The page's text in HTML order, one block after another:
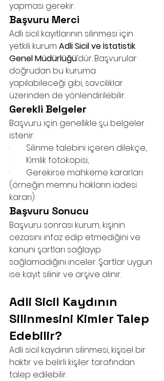
yapması gerekir.
Başvuru Merci
Adli sicil kayıtlarının silinmesi için
yetkili kurum Adli Sicil ve İstatistik
Genel Müdürlüğü’dür. Başvurular
doğrudan bu kuruma
yapılabileceği gibi, savcılıklar
üzerinden de yönlendirilebilir.
Gerekli Belgeler
Başvuru için genellikle şu belgeler
istenir:
·        Silinme talebini içeren dilekçe,
·        Kimlik fotokopisi,
·        Gerekirse mahkeme kararları
(örneğin memnu hakların iadesi
kararı).
Başvuru Sonucu
Başvuru sonrası kurum, kişinin
cezasını infaz edip etmediğini ve
kanuni şartları sağlayıp
sağlamadığını inceler. Şartlar uygun
ise kayıt silinir ve arşive alınır.
Adli Sicil Kaydının
Silinmesini Kimler Talep
Edebilir?
Adli sicil kaydının silinmesi, kişisel bir
haktır ve belirli kişiler tarafından
talep edilebilir.